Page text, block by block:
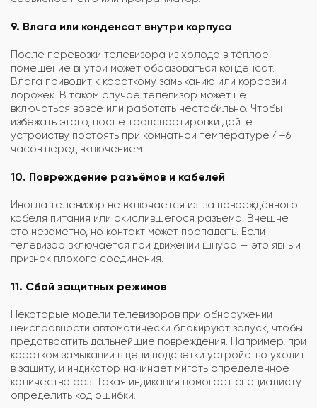
9. Влага или конденсат внутри корпуса
После перевозки телевизора из холода в тёплое
помещение внутри может образоваться конденсат.
Влага приводит к короткому замыканию или коррозии
дорожек. В таком случае телевизор может не
включаться вовсе или работать нестабильно. Чтобы
избежать этого, после транспортировки дайте
устройству постоять при комнатной температуре 4–6
часов перед включением.
10. Повреждение разъёмов и кабелей
Иногда телевизор не включается из-за повреждённого
кабеля питания или окислившегося разъёма. Внешне
это незаметно, но контакт может пропадать. Если
телевизор включается при движении шнура — это явный
признак плохого соединения.
11. Сбой защитных режимов
Некоторые модели телевизоров при обнаружении
неисправности автоматически блокируют запуск, чтобы
предотвратить дальнейшие повреждения. Например, при
коротком замыкании в цепи подсветки устройство уходит
в защиту, и индикатор начинает мигать определённое
количество раз. Такая индикация помогает специалисту
определить код ошибки.